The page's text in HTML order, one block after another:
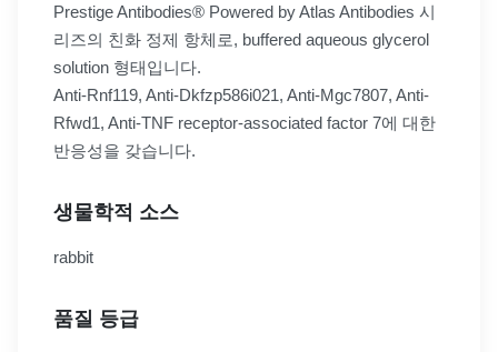
Prestige Antibodies® Powered by Atlas Antibodies 시
리즈의 친화 정제 항체로, buffered aqueous glycerol
solution 형태입니다.
Anti-Rnf119, Anti-Dkfzp586i021, Anti-Mgc7807, Anti-
Rfwd1, Anti-TNF receptor-associated factor 7에 대한
반응성을 갖습니다.
생물학적 소스
rabbit
품질 등급